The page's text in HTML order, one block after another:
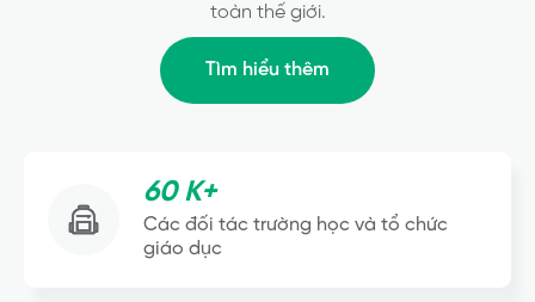
toàn thế giới.
Tìm hiểu thêm
60 K+
Các đối tác trường học và tổ chức
giáo dục